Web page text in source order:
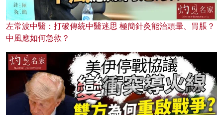
左常波中醫：打破傳統中醫迷思 極簡針灸能治頭暈、胃脹？
中風應如何急救？